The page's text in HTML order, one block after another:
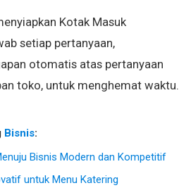
Kotak Masuk
setiap pertanyaan,
otomatis atas pertanyaan
toko, untuk menghemat waktu.
Bisnis:
Bisnis Modern dan Kompetitif
untuk Menu Katering